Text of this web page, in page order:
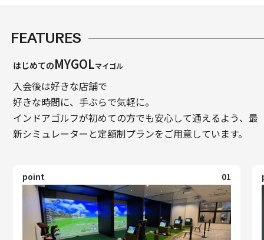
FEATURES
はじめてのMYGOLマイゴル
入会後は好きな店舗で
好きな時間に、手ぶらで気軽に。
インドアゴルフが初めての方でも安心して通えるよう、最
新シミュレーターと定額制プランをご用意しています。
point 01